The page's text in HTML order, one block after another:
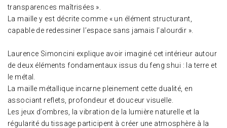
transparences maîtrisées ».
La maille y est décrite comme « un élément structurant,
capable de redessiner l’espace sans jamais l’alourdir ».
Laurence Simoncini explique avoir imaginé cet intérieur autour
de deux éléments fondamentaux issus du feng shui : la terre et
le métal.
La maille métallique incarne pleinement cette dualité, en
associant reflets, profondeur et douceur visuelle.
Les jeux d’ombres, la vibration de la lumière naturelle et la
régularité du tissage participent à créer une atmosphère à la